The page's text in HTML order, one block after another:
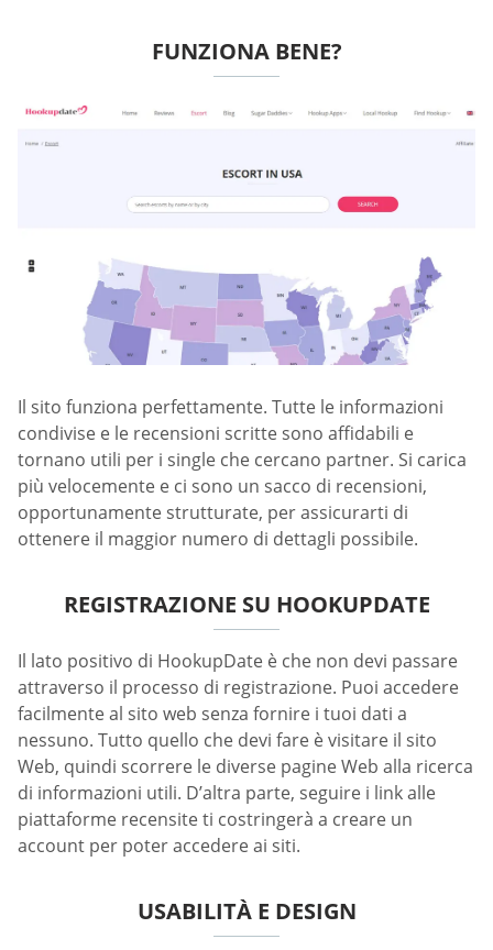
FUNZIONA BENE?
Il sito funziona perfettamente. Tutte le informazioni
condivise e le recensioni scritte sono affidabili e
tornano utili per i single che cercano partner. Si carica
più velocemente e ci sono un sacco di recensioni,
opportunamente strutturate, per assicurarti di
ottenere il maggior numero di dettagli possibile.
REGISTRAZIONE SU HOOKUPDATE
Il lato positivo di HookupDate è che non devi passare
attraverso il processo di registrazione. Puoi accedere
facilmente al sito web senza fornire i tuoi dati a
nessuno. Tutto quello che devi fare è visitare il sito
Web, quindi scorrere le diverse pagine Web alla ricerca
di informazioni utili. D’altra parte, seguire i link alle
piattaforme recensite ti costringerà a creare un
account per poter accedere ai siti.
USABILITÀ E DESIGN